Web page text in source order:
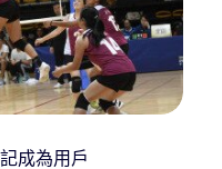
成為用戶